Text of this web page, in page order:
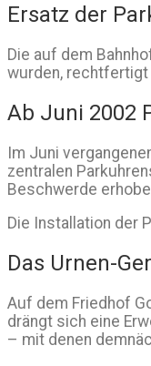
Ersatz der
Die auf dem
wurden, rechtfertigt
Ab Juni 2002
Im Juni
zentralen
Beschwerde
Die Installation der
Das Urnen-
Auf dem Friedhof
drängt sich eine
– mit denen